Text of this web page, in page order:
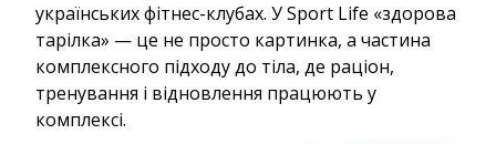
українських фітнес-клубах. У Sport Life «здорова
тарілка» — це не просто картинка, а частина
комплексного підходу до тіла, де раціон,
тренування і відновлення працюють у
комплексі.